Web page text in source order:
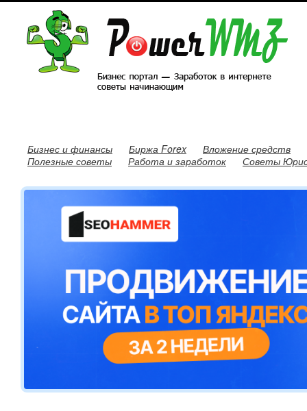
Бизнес и финансы Биржа Forex
Вложение средств
Полезные советы
Работа и заработок Советы